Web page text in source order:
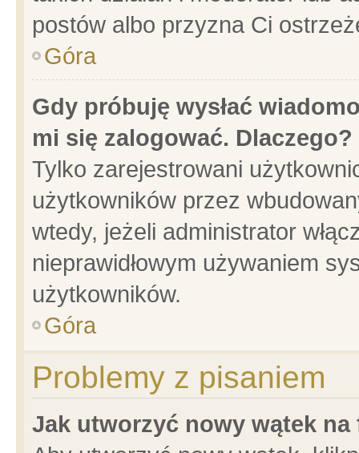
postów albo przyzna Ci
Góra
Gdy próbuję wysłać
mi się zalogować. Dlaczego?
Tylko zarejestrowani
użytkowników przez
wtedy, jeżeli administrator
nieprawidłowym używaniem
użytkowników.
Góra
Problemy z pisaniem
Jak utworzyć nowy wątek na